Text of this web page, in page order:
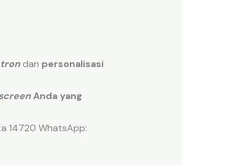
dan personalisasi
Anda yang
14720 WhatsApp: